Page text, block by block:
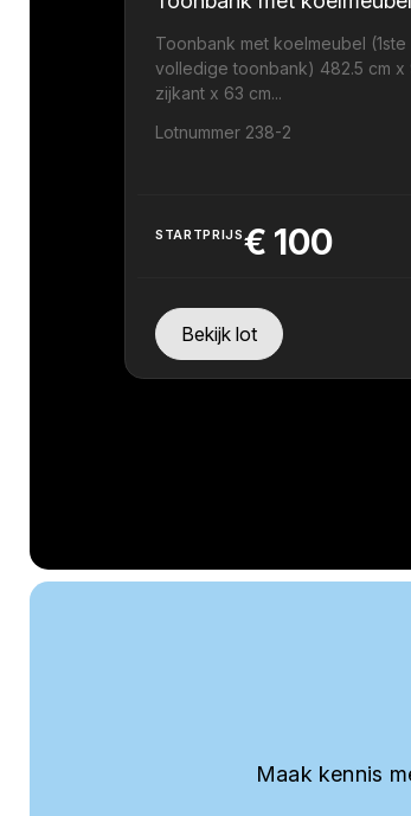
Toonbank met koelmeubel
volledige toonbank) 482.5 cm x
zijkant x 63 cm...
Lotnummer 238-2
STARTPRIJS€ 100
Bekijk lot
Maak kennis